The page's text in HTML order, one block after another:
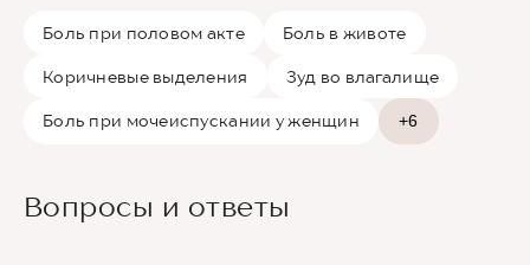
Боль при половом акте Боль в животе
Коричневые выделения Зуд во влагалище
Боль при мочеиспускании у женщин +6
Вопросы и ответы